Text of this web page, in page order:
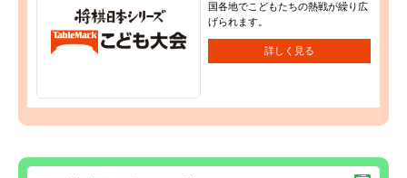
国各地でこどもたちの熱戦が繰り広
げられます。
詳しく見る